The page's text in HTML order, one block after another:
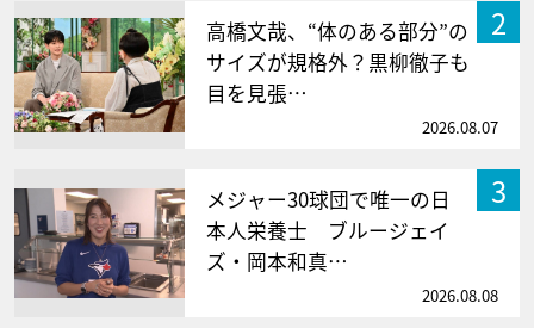
2
高橋文哉、“体のある部分”の
サイズが規格外？黒柳徹子も
目を見張…
2026.08.07
3
メジャー30球団で唯一の日
本人栄養士 ブルージェイ
ズ・岡本和真…
2026.08.08